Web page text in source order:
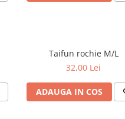
Taifun rochie M/L
32,00 Lei
ADAUGA IN COS